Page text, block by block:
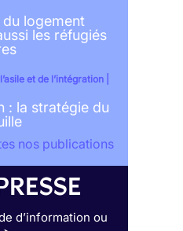
du logement
les réfugiés
et de l’intégration |
: la stratégie du
nos publications
d’information ou